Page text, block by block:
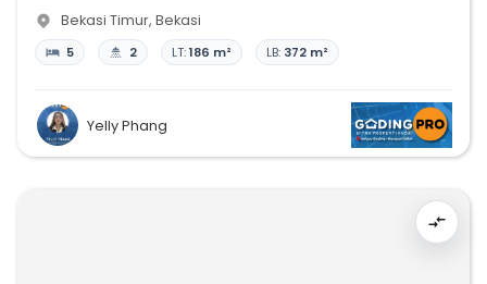
Bekasi Timur, Bekasi
5 2 LT:186 m² LB: 372 m²
Yelly Phang